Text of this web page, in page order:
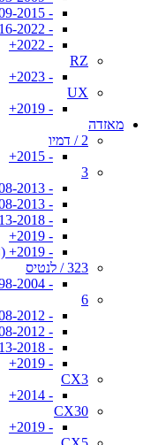
- 2009-2015
- 2016-2022
- 2022+
RZ
- 2023+
UX
- 2019+
מאזדה
2 / דמיו
- 2015+
3
- 2008-2013
- 2008-2013 (הצ'בק)
- 2013-2018
- 2019+
- 2019+ (הצ'בק)
323 / לנטיס
- 1998-2004
6
- 2008-2012
- 2008-2012 (5 דלתות)
- 2013-2018
- 2019+
CX3
- 2014+
CX30
- 2019+